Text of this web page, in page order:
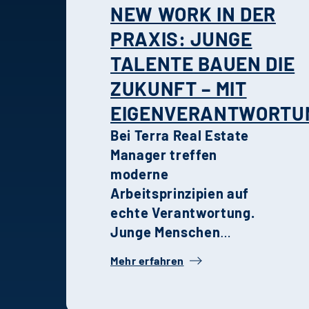
NEW WORK IN DER
PRAXIS: JUNGE
TALENTE BAUEN DIE
ZUKUNFT – MIT
Bei Terra Real Estate
Manager treffen
moderne
Arbeitsprinzipien auf
echte Verantwortung.
Junge Menschen
treffen Entscheidungen
Mehr erfahren